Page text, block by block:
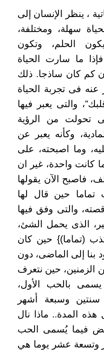
، ينظر الإنسان إلى
سهلة، ومختلفة،
الحلم، وتكون
فإذا ما سارت الحياة
كم كان ساذجا. ذلك
عنه فى تجربة الحياة
والتى يعبر فيها
تحولت من الرؤية
وكأنه يعبر عن
وما اصبحته، على
كانت واحدة، غير ان
فاصبح الآن يقولها
حين قال لها
والتى وفق فيها
الذى يحمل الشئ،
(تماما)} حين كان
بنا إلى الماضى، دون
الزمنين، حين نتعرف
بالحب الأول،
وسبعة أشهر
المدة.. ماذا نال
فيما يُسمى الحب
وتسعة عشر يوما هي